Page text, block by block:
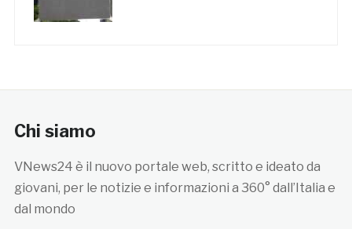
Chi siamo
VNews24 è il nuovo portale web, scritto e ideato da
giovani, per le notizie e informazioni a 360° dall’Italia e
dal mondo